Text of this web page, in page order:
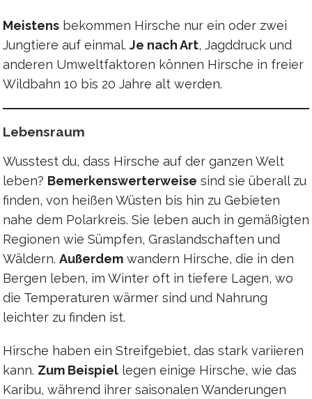
Meistens bekommen Hirsche nur ein oder zwei
Jungtiere auf einmal. Je nach Art, Jagddruck und
anderen Umweltfaktoren können Hirsche in freier
Wildbahn 10 bis 20 Jahre alt werden.
Lebensraum
Wusstest du, dass Hirsche auf der ganzen Welt
leben? Bemerkenswerterweise sind sie überall zu
finden, von heißen Wüsten bis hin zu Gebieten
nahe dem Polarkreis. Sie leben auch in gemäßigten
Regionen wie Sümpfen, Graslandschaften und
Wäldern. Außerdem wandern Hirsche, die in den
Bergen leben, im Winter oft in tiefere Lagen, wo
die Temperaturen wärmer sind und Nahrung
leichter zu finden ist.
Hirsche haben ein Streifgebiet, das stark variieren
kann. Zum Beispiel legen einige Hirsche, wie das
Karibu, während ihrer saisonalen Wanderungen